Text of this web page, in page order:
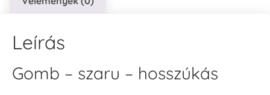
Leírás
Gomb – szaru – hosszúkás